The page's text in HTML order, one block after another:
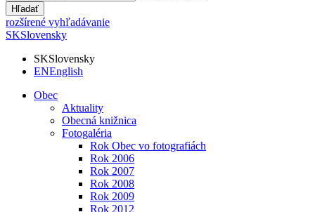
Hľadať
rozšírené vyhľadávanie
SKSlovensky
SKSlovensky
ENEnglish
Obec
Aktuality
Obecná knižnica
Fotogaléria
Rok Obec vo fotografiách
Rok 2006
Rok 2007
Rok 2008
Rok 2009
Rok 2012